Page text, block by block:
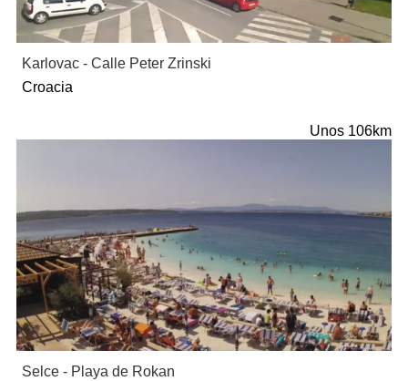
Karlovac - Calle Peter Zrinski
Croacia
Unos 106km
Selce - Playa de Rokan